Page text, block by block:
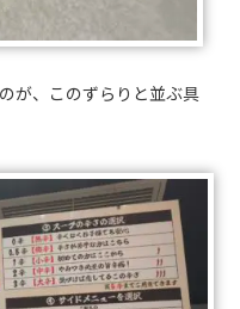
が、このずらりと並ぶ具